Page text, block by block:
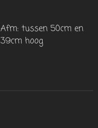
Afm: tussen 50cm en
39cm hoog